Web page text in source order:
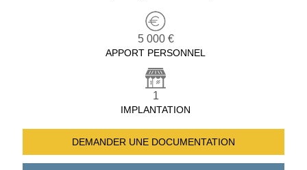
5 000 €
APPORT PERSONNEL
1
IMPLANTATION
DEMANDER UNE DOCUMENTATION